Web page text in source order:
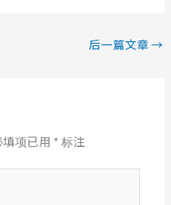
后一篇文章→
填项已用 *标注